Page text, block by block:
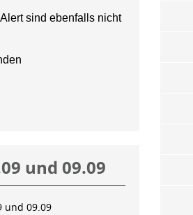
sind ebenfalls nicht
und 09.09
und 09.09